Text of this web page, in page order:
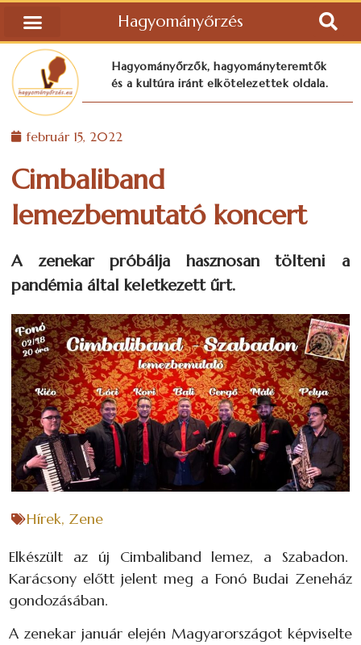
Hagyományőrzés
Hagyományőrzők, hagyományteremtők
és a kultúra iránt elkötelezettek oldala.
február 15, 2022
Cimbaliband
lemezbemutató koncert
A zenekar próbálja hasznosan tölteni a
pandémia által keletkezett űrt.
Hírek, Zene
Elkészült az új Cimbaliband lemez, a Szabadon.
Karácsony előtt jelent meg a Fonó Budai Zeneház
gondozásában.
A zenekar január elején Magyarországot képviselte